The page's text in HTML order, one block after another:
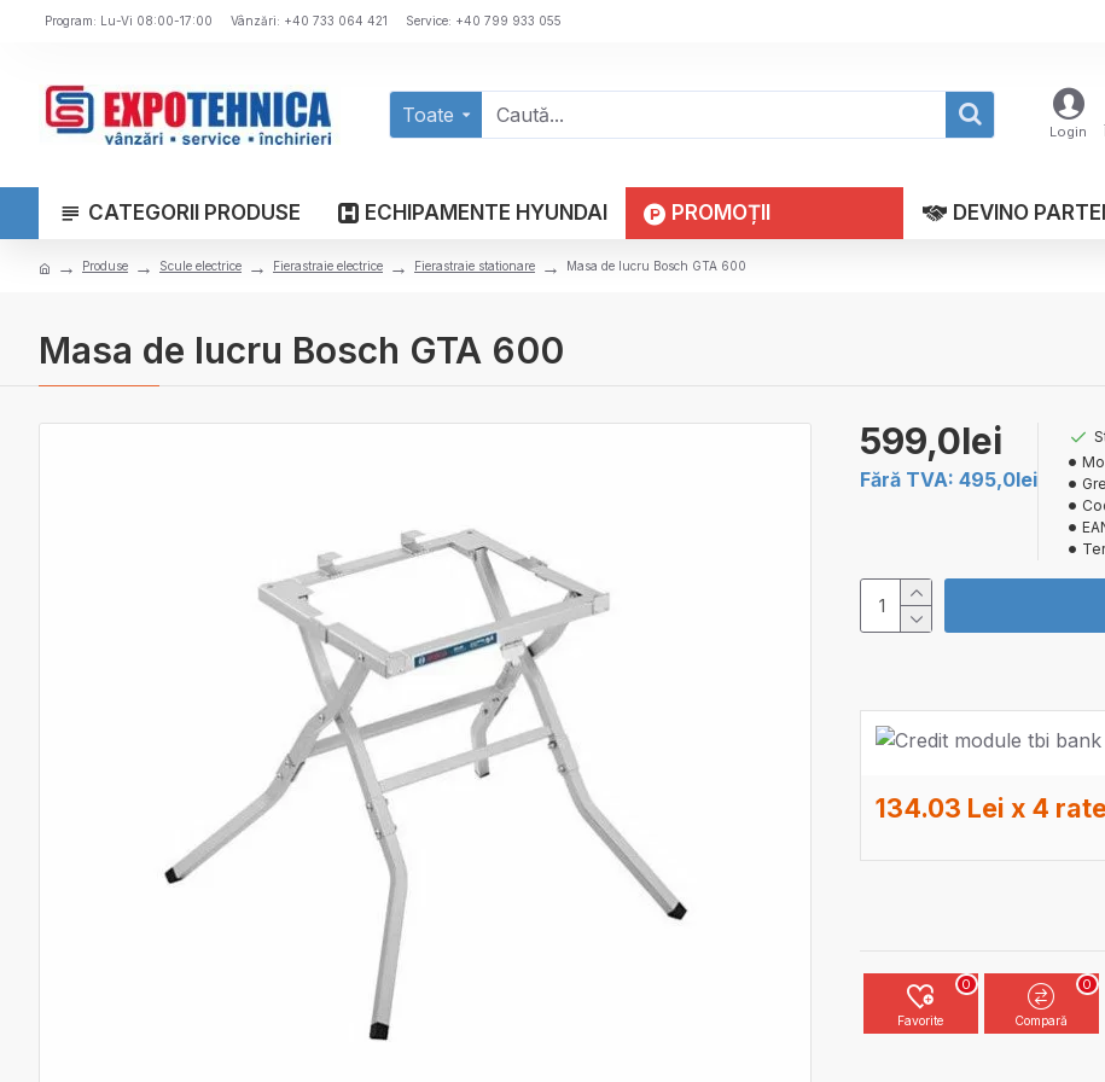
Program: Lu-Vi 08:00-17:00 Vânzări: +40 733 064 421 Service: +40 799 933 055
Toate
Login
CATEGORII PRODUSE ECHIPAMENTE HYUNDAI PROMOȚII DEVINO
Produse Scule electrice Fierastraie electrice Fierastraie stationare Masa de lucru Bosch GTA 600
Masa de lucru Bosch GTA 600
599,0lei
Fără TVA: 495,0lei
134.03 Lei x 4
Favorite
0
Compară
0